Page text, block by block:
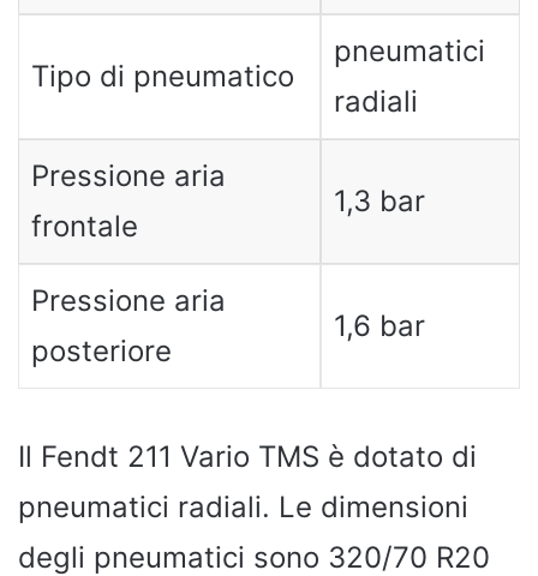
Tipo di pneumatico
pneumatici
radiali
Pressione aria
frontale
1,3 bar
Pressione aria
posteriore
1,6 bar
Il Fendt 211 Vario TMS è dotato di
pneumatici radiali. Le dimensioni
degli pneumatici sono 320/70 R20